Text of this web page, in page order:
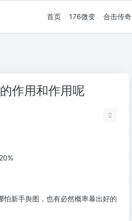
首页 176微变 合击传奇
作用和作用呢
新手舆图，也有必然概率暴出好的